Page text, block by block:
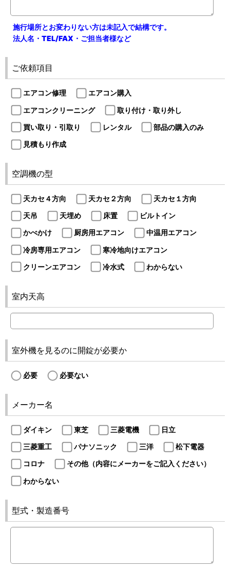
施行場所とお変わりない方は未記入で結構です。
法人名・TEL/FAX・ご担当者様など
ご依頼項目
エアコン修理
エアコン購入
エアコンクリーニング
取り付け・取り外し
買い取り・引取り
レンタル
部品の購入のみ
見積もり作成
空調機の型
天カセ４方向 天カセ２方向
天カセ１方向
天吊
天埋め 床置
ビルトイン
かべかけ
厨房用エアコン
中温用エアコン
冷房専用エアコン
寒冷地向けエアコン
クリーンエアコン
冷水式 わからない
室内天高
室外機を見るのに開錠が必要か
必要 必要ない
メーカー名
ダイキン 東芝 三菱電機
日立
三菱重工
パナソニック 三洋
松下電器
コロナ
その他（内容にメーカーをご記入ください）
わからない
型式・製造番号